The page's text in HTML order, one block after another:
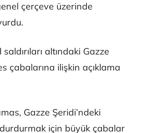
çerçeve üzerinde
altındaki Gazze
çabalarına ilişkin açıklama
Gazze Şeridi’ndeki
durdurmak için büyük çabalar